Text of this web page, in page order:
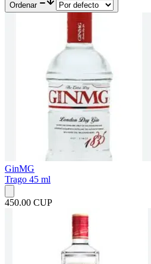
Ordenar
GinMG
Trago 45 ml
450.00 CUP